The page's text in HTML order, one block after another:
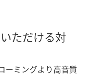
ただける対
ーミングより高音質